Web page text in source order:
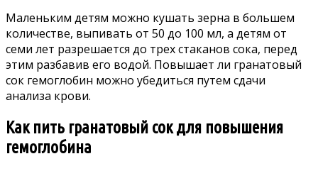
Маленьким детям можно кушать зерна в большем
количестве, выпивать от 50 до 100 мл, а детям от
семи лет разрешается до трех стаканов сока, перед
этим разбавив его водой. Повышает ли гранатовый
сок гемоглобин можно убедиться путем сдачи
анализа крови.
Как пить гранатовый сок для повышения
гемоглобина